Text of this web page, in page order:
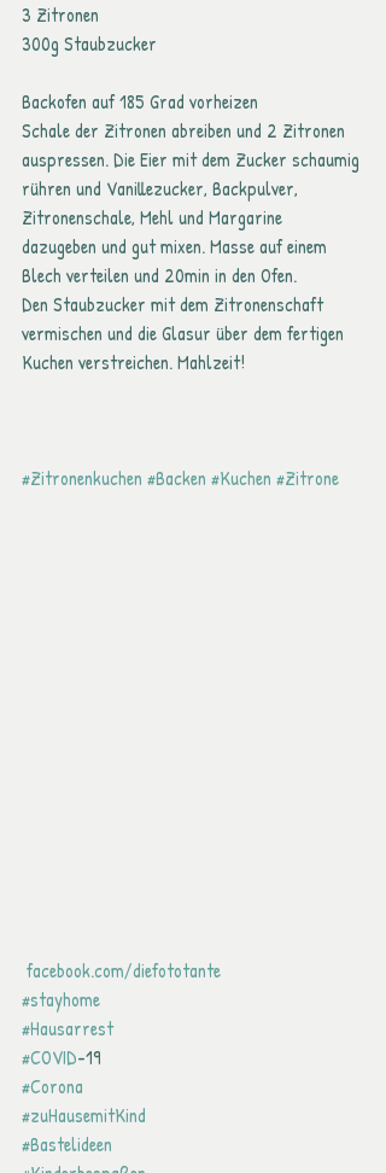
3 Zitronen
300g Staubzucker
Backofen auf 185 Grad vorheizen
Schale der Zitronen abreiben und 2 Zitronen
auspressen. Die Eier mit dem Zucker schaumig
rühren und Vanillezucker, Backpulver,
Zitronenschale, Mehl und Margarine
dazugeben und gut mixen. Masse auf einem
Blech verteilen und 20min in den Ofen.
Den Staubzucker mit dem Zitronenschaft
vermischen und die Glasur über dem fertigen
Kuchen verstreichen. Mahlzeit!
#Zitronenkuchen #Backen #Kuchen #Zitrone
facebook.com/diefototante
#stayhome
#Hausarrest
#COVID-19
#Corona
#zuHausemitKind
#Bastelideen